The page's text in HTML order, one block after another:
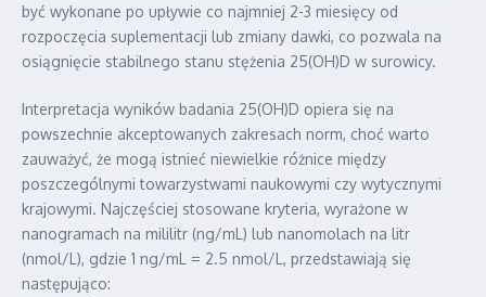
być wykonane po upływie co najmniej 2-3 miesięcy od
rozpoczęcia suplementacji lub zmiany dawki, co pozwala na
osiągnięcie stabilnego stanu stężenia 25(OH)D w surowicy.
Interpretacja wyników badania 25(OH)D opiera się na
powszechnie akceptowanych zakresach norm, choć warto
zauważyć, że mogą istnieć niewielkie różnice między
poszczególnymi towarzystwami naukowymi czy wytycznymi
krajowymi. Najczęściej stosowane kryteria, wyrażone w
nanogramach na mililitr (ng/mL) lub nanomolach na litr
(nmol/L), gdzie 1 ng/mL = 2.5 nmol/L, przedstawiają się
następująco: